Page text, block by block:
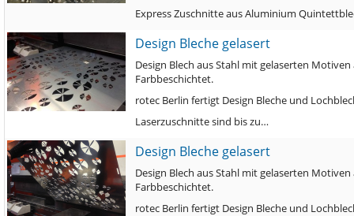
Express Zuschnitte aus Aluminium
Design Bleche gelasert
Design Blech aus Stahl mit gelaserten
Farbbeschichtet.
rotec Berlin fertigt Design Bleche und
Laserzuschnitte sind bis zu…
Design Bleche gelasert
Design Blech aus Stahl mit gelaserten
Farbbeschichtet.
rotec Berlin fertigt Design Bleche und